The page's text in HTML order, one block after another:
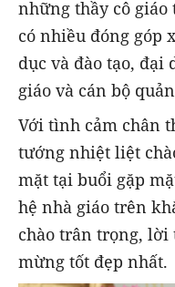
những thầy cô
có nhiều đóng góp
dục và đào tạo, đại
giáo và cán bộ
Với tình cảm chân
tướng nhiệt liệt
mặt tại buổi gặp
hệ nhà giáo trên
chào trân trọng, lời
mừng tốt đẹp nhất.